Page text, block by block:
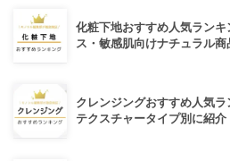
化粧下地おすすめ人気ラン
ス・敏感肌向けナチュラル商
クレンジングおすすめ人気
テクスチャータイプ別に紹介